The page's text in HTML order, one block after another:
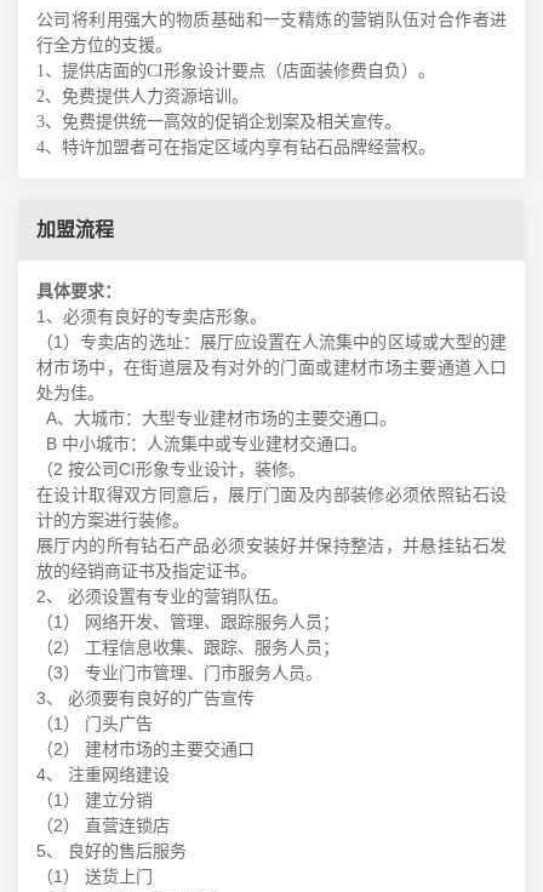
公司将利用强大的物质基础和一支精炼的营销队伍对合作者进
行全方位的支援。
1、提供店面的CI形象设计要点（店面装修费自负）。
2、免费提供人力资源培训。
3、免费提供统一高效的促销企划案及相关宣传。
4、特许加盟者可在指定区域内享有钻石品牌经营权。
加盟流程
具体要求：
1、必须有良好的专卖店形象。
（1）专卖店的选址：展厅应设置在人流集中的区域或大型的建
材市场中，在街道层及有对外的门面或建材市场主要通道入口
处为佳。
A、大城市：大型专业建材市场的主要交通口。
B 中小城市：人流集中或专业建材交通口。
（2 按公司CI形象专业设计，装修。
在设计取得双方同意后，展厅门面及内部装修必须依照钻石设
计的方案进行装修。
展厅内的所有钻石产品必须安装好并保持整洁，并悬挂钻石发
放的经销商证书及指定证书。
2、 必须设置有专业的营销队伍。
（1） 网络开发、管理、跟踪服务人员；
（2） 工程信息收集、跟踪、服务人员；
（3） 专业门市管理、门市服务人员。
3、 必须要有良好的广告宣传
（1） 门头广告
（2） 建材市场的主要交通口
4、 注重网络建设
（1） 建立分销
（2） 直营连锁店
5、 良好的售后服务
（1） 送货上门